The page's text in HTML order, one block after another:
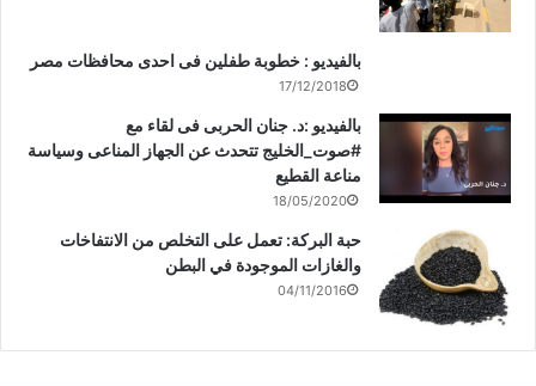
بالفيديو : خطوبة طفلين فى احدى محافظات مصر
17/12/2018
بالفيديو :د. جنان الحربى فى لقاء مع
#صوت_الخليج تتحدث عن الجهاز المناعى وسياسة
مناعة القطيع
18/05/2020
حبة البركة: تعمل على التخلص من الانتفاخات
والغازات الموجودة في البطن
04/11/2016